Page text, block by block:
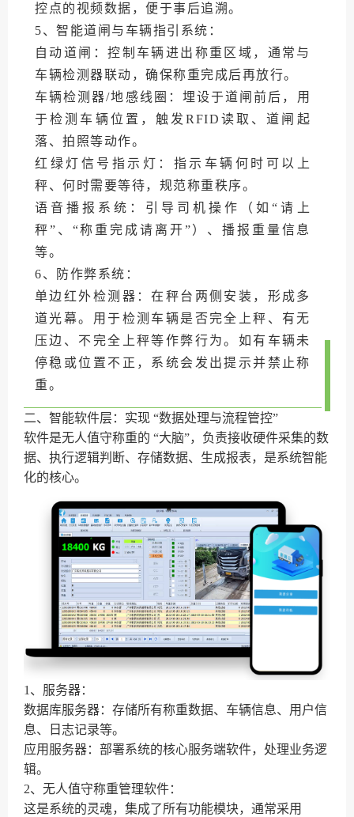
控点的视频数据，便于事后追溯。
5、智能道闸与车辆指引系统：
自动道闸：控制车辆进出称重区域，通常与
车辆检测器联动，确保称重完成后再放行。
车辆检测器/地感线圈：埋设于道闸前后，用
于检测车辆位置，触发RFID读取、道闸起
落、拍照等动作。
红绿灯信号指示灯：指示车辆何时可以上
秤、何时需要等待，规范称重秩序。
语音播报系统：引导司机操作（如“请上
秤”、“称重完成请离开”）、播报重量信息
等。
6、防作弊系统：
单边红外检测器：在秤台两侧安装，形成多
道光幕。用于检测车辆是否完全上秤、有无
压边、不完全上秤等作弊行为。如有车辆未
停稳或位置不正，系统会发出提示并禁止称
重。
二、智能软件层：实现 “数据处理与流程管控”
软件是无人值守称重的 “大脑”，负责接收硬件采集的数
据、执行逻辑判断、存储数据、生成报表，是系统智能
化的核心。
1、服务器：
数据库服务器：存储所有称重数据、车辆信息、用户信
息、日志记录等。
应用服务器：部署系统的核心服务端软件，处理业务逻
辑。
2、无人值守称重管理软件：
这是系统的灵魂，集成了所有功能模块，通常采用